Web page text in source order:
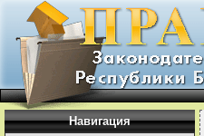
Навигация